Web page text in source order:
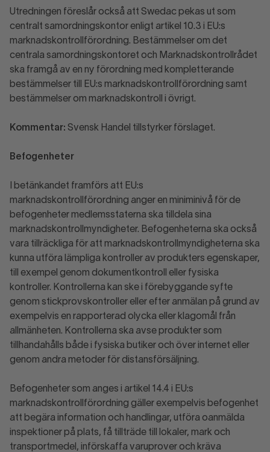
Utredningen föreslår också att Swedac pekas ut som
centralt samordningskontor enligt artikel 10.3 i EU:s
marknadskontrollförordning. Bestämmelser om det
centrala samordningskontoret och Marknadskontrollrådet
ska framgå av en ny förordning med kompletterande
bestämmelser till EU:s marknadskontrollförordning samt
bestämmelser om marknadskontroll i övrigt.
Kommentar: Svensk Handel tillstyrker förslaget.
Befogenheter
I betänkandet framförs att EU:s
marknadskontrollförordning anger en miniminivå för de
befogenheter medlemsstaterna ska tilldela sina
marknadskontrollmyndigheter. Befogenheterna ska också
vara tillräckliga för att marknadskontrollmyndigheterna ska
kunna utföra lämpliga kontroller av produkters egenskaper,
till exempel genom dokumentkontroll eller fysiska
kontroller. Kontrollerna kan ske i förebyggande syfte
genom stickprovskontroller eller efter anmälan på grund av
exempelvis en rapporterad olycka eller klagomål från
allmänheten. Kontrollerna ska avse produkter som
tillhandahålls både i fysiska butiker och över internet eller
genom andra metoder för distansförsäljning.
Befogenheter som anges i artikel 14.4 i EU:s
marknadskontrollförordning gäller exempelvis befogenhet
att begära information och handlingar, utföra oanmälda
inspektioner på plats, få tillträde till lokaler, mark och
transportmedel, införskaffa varuprover och kräva